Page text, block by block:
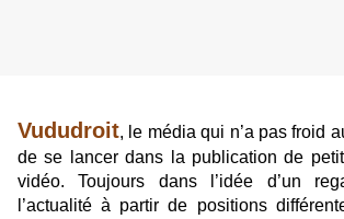
Vududroit, le média qui n’a pas froid
de se lancer dans la publication de
vidéo. Toujours dans l’idée d’un
l’actualité à partir de positions